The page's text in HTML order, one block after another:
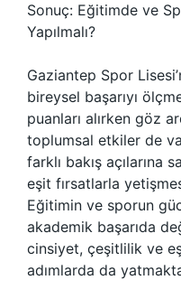
Sonuç: Eğitimde ve
Yapılmalı?
Gaziantep Spor
bireysel başarıyı
puanları alırken göz
toplumsal etkiler de
farklı bakış açılarına
eşit fırsatlarla
Eğitimin ve sporun
akademik başarıda
cinsiyet, çeşitlilik ve
adımlarda da